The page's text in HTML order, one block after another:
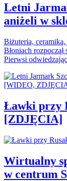
Letni
aniżeli w
Biżuteria,
Błoniach
Pierwsi
Ławki przy
[ZDJĘCIA]
Wirtualny
w centrum